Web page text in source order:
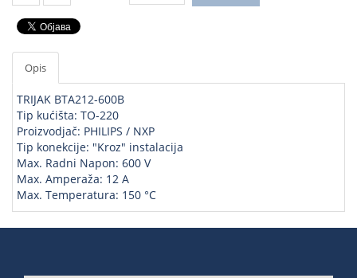
Opis
TRIJAK BTA212-600B
Tip kućišta: TO-220
Proizvodjač: PHILIPS / NXP
Tip konekcije: "Kroz" instalacija
Max. Radni Napon: 600 V
Max. Amperaža: 12 A
Max. Temperatura: 150 °C